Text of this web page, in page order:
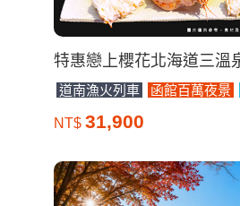
特惠戀上櫻花北海道三溫
道南漁火列車 函館百萬夜景
NT$ 31,900